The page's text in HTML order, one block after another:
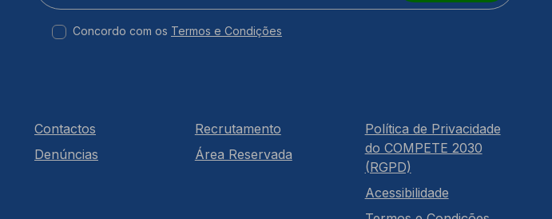
Concordo com os Termos e Condições
Contactos
Denúncias
Recrutamento
Área Reservada
Política de Privacidade
do COMPETE 2030
(RGPD)
Acessibilidade